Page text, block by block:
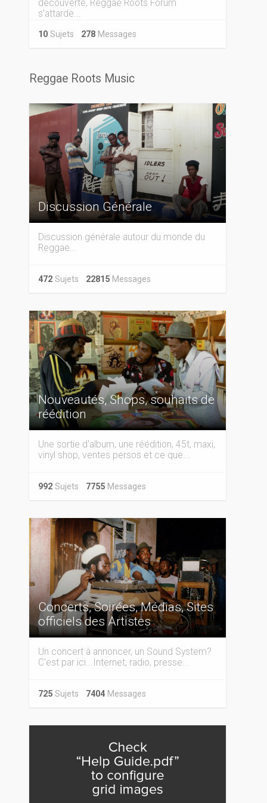
découverte, Reggae Roots Forum
s'attarde...
10Sujets 278Messages
Reggae Roots Music
Discussion Générale
Discussion générale autour du monde du
Reggae...
472Sujets 22815Messages
Nouveautés, Shops, souhaits de
réédition
Une sortie d'album, une réédition, 45t, maxi,
vinyl shop, ventes persos et ce que...
992Sujets 7755Messages
Concerts, Soirées, Médias, Sites
officiels des Artistes
Un concert à annoncer, un Sound System?
C'est par ici...Internet, radio, presse...
725Sujets 7404Messages